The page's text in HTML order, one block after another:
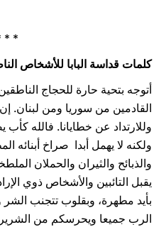
* *
كلمات قداسة البابا للأشخاص
أتوجه بتحية حارة للحجاج
القادمين من سوريا ومن لبنان. إن
وللارتداد عن خطايانا. فالله
ولكنه لا يهمل أبدا ‏ ‏صراخ
والذبائح والثيران والحملان
‏يقبل التائبين والأشخاص ذوي
بأيد مطهرة، وبقلوب تتجنب الشر
الرب جميعا ويحرسكم من